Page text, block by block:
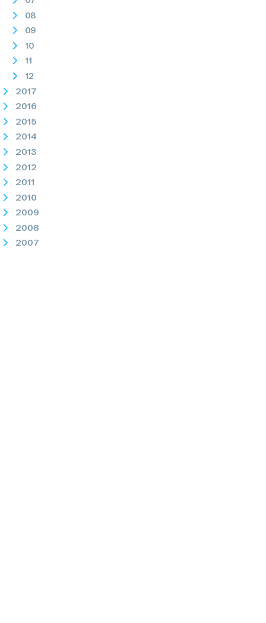
08
09
10
11
12
2017
2016
2015
2014
2013
2012
2011
2010
2009
2008
2007